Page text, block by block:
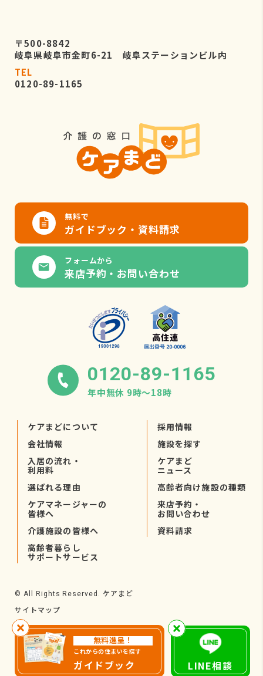
無料進呈！
これからの住まいを探す
ガイドブック LINE相談
〒500-8842
岐阜県岐阜市金町6-21 岐阜ステーションビル内
TEL
0120-89-1165
無料で
ガイドブック・資料請求
フォームから
来店予約・お問い合わせ
0120-89-1165
年中無休 9時〜18時
ケアまどについて
会社情報
入居の流れ・
利用料
選ばれる理由
ケアマネージャーの
皆様へ
介護施設の皆様へ
高齢者暮らし
サポートサービス
採用情報
施設を探す
ケアまど
ニュース
高齢者向け施設の種類
来店予約・
お問い合わせ
資料請求
© All Rights Reserved. ケアまど
サイトマップ